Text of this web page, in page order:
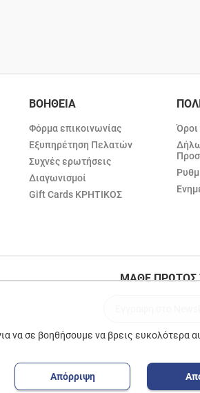
ΒΟΗΘΕΙΑ
Φόρμα επικοινωνίας
Εξυπηρέτηση Πελατών
Συχνές ερωτήσεις
Διαγωνισμοί
Gift Cards ΚΡΗΤΙΚΟΣ
Όροι
ΜΑΘΕ ΠΡΩΤΟΣ
να σε βοηθήσουμε να βρεις ευκολότερα
Απόρριψη